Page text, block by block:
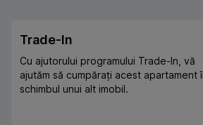
Trade-In
Cu ajutorului programului Trade-In, vă
ajutăm să cumpărați acest apartament
schimbul unui alt imobil.